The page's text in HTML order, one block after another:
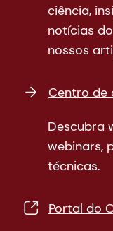
ciência,
notícias
nossos
Centro de
Descubra
webinars,
técnicas.
Portal do